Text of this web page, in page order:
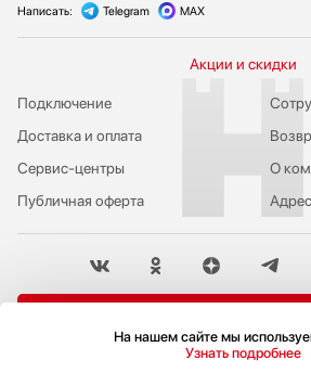
Написать: Telegram MAX
Акции и скидки
Подключение
Публичная оферта
Сервис-центры
Доставка и оплата
О
Политика
На нашем сайте мы
Узнать подробнее